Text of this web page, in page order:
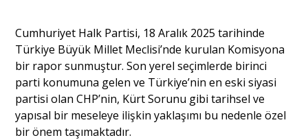
Dünya
Yorum - Analiz
Cumhuriyet Halk Partisi, 18 Aralık 2025 tarihinde
Türkiye Büyük Millet Meclisi’nde kurulan Komisyona
bir rapor sunmuştur. Son yerel seçimlerde birinci
parti konumuna gelen ve Türkiye’nin en eski siyasi
partisi olan CHP’nin, Kürt Sorunu gibi tarihsel ve
yapısal bir meseleye ilişkin yaklaşımı bu nedenle özel
bir önem taşımaktadır.